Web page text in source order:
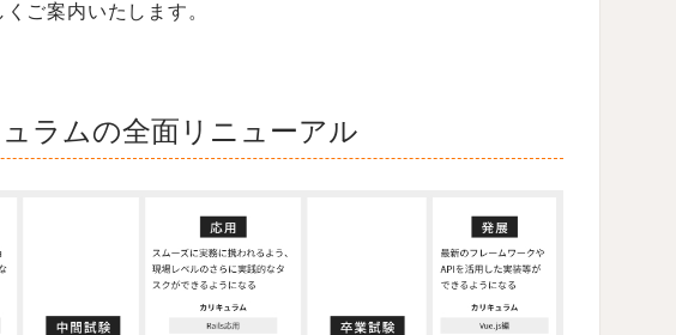
ご案内いたします。
ラムの全面リニューアル